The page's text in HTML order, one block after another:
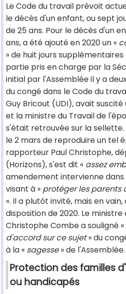
Le Code du travail prévoit
le décès d'un enfant, ou sept
de 25 ans. Pour le décès d'un
ans, a été ajouté en 2020 un «
» de huit jours
partie pris en charge par la
initial par l'Assemblée il y a
du congé dans le Code du
Guy Bricout (UDI), avait
et la ministre du Travail de
s'était retrouvée sur la
le 2 mars de reproduire un tel
rapporteur Paul Christophe,
(Horizons), s'est dit « assez
amendement intervienne
visant à « protéger les parents
». Il a plutôt invité, mais en
disposition de 2020. Le
Christophe Combe a souligné «
d'accord sur ce sujet» du
à la « sagesse» de l'Assemblée.
Protection des familles
ou handicapés